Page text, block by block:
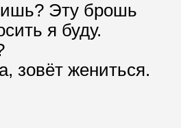
Эту брошь
я буду.
зовёт жениться.